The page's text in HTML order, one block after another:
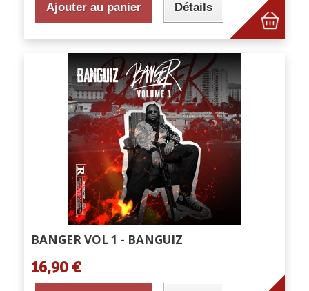
Ajouter au panier Détails
BANGER VOL 1 - BANGUIZ
16,90 €